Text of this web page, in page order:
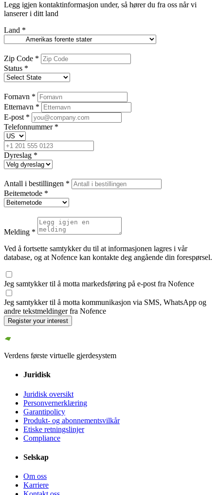
Legg igjen kontaktinformasjon under, så hører du fra oss når vi
lanserer i ditt land
Land *
Zip Code *
Status *
Fornavn *
Etternavn *
E-post *
Telefonnummer *
Dyreslag *
Antall i bestillingen *
Beitemetode *
Melding *
Ved å fortsette samtykker du til at informasjonen lagres i vår
database, og at Nofence kan kontakte deg angående din forespørsel.
Jeg samtykker til å motta markedsføring på e-post fra Nofence
Jeg samtykker til å motta kommunikasjon via SMS, WhatsApp og
andre tekstmeldinger fra Nofence
Register your interest
Verdens første virtuelle gjerdesystem
Juridisk
Juridisk oversikt
Personvernerklæring
Garantipolicy
Produkt- og abonnementsvilkår
Etiske retningslinjer
Compliance
Selskap
Om oss
Karriere